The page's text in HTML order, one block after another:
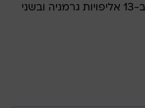
הבווארי זכה, בין היתר, ב-13 אליפויות גרמניה ובשני